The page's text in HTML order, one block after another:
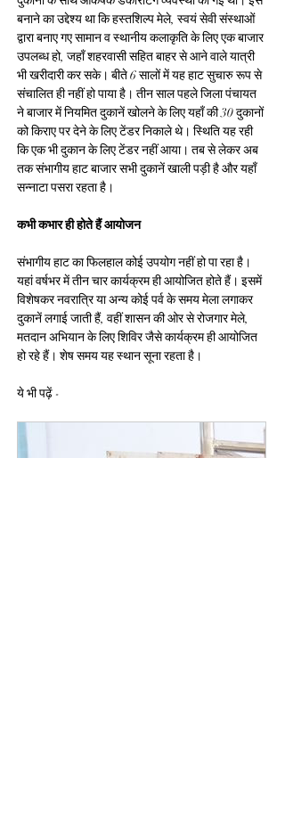
बनाने का उद्देश्य था कि हस्तशिल्प मेले, स्वयं सेवी संस्थाओं
द्वारा बनाए गए सामान व स्थानीय कलाकृति के लिए एक बाजार
उपलब्ध हो, जहाँ शहरवासी सहित बाहर से आने वाले यात्री
भी खरीदारी कर सके। बीते 6 सालों में यह हाट सुचारु रूप से
संचालित ही नहीं हो पाया है। तीन साल पहले जिला पंचायत
ने बाजार में नियमित दुकानें खोलने के लिए यहाँ की 30 दुकानों
को किराए पर देने के लिए टेंडर निकाले थे। स्थिति यह रही
कि एक भी दुकान के लिए टेंडर नहीं आया। तब से लेकर अब
तक संभागीय हाट बाजार सभी दुकानें खाली पड़ी है और यहाँ
सन्नाटा पसरा रहता है।
कभी कभार ही होते हैं आयोजन
संभागीय हाट का फिलहाल कोई उपयोग नहीं हो पा रहा है।
यहां वर्षभर में तीन चार कार्यक्रम ही आयोजित होते हैं। इसमें
विशेषकर नवरात्रि या अन्य कोई पर्व के समय मेला लगाकर
दुकानें लगाई जाती हैं, वहीं शासन की ओर से रोजगार मेले,
मतदान अभियान के लिए शिविर जैसे कार्यक्रम ही आयोजित
हो रहे हैं। शेष समय यह स्थान सूना रहता है।
ये भी पढ़ें -